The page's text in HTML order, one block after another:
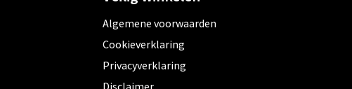
Algemene voorwaarden
Cookieverklaring
Privacyverklaring
Disclaimer